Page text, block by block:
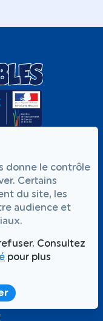
rendez-vous
donne le contrôle
Certains
du site, les
audience et
Consultez
pour plus